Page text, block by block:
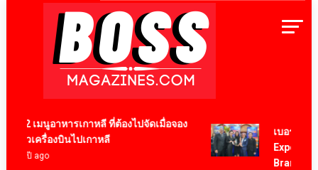
BossMagazinesThailand
12 เมนูอาหารเกาหลี ที่ต้องไปจัดเมื่อจอง
ตั๋วเครื่องบินไปเกาหลี
4 ปี ago
เบอร์แทรม ค
Export
Brand ตอก